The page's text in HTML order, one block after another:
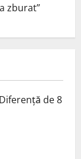
zburat”
de 8